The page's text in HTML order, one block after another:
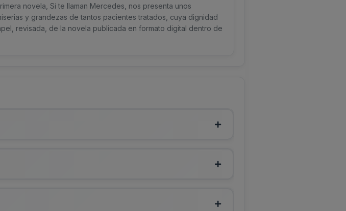
novela, Si te llaman Mercedes, nos presenta unos
y grandezas de tantos pacientes tratados, cuya dignidad
revisada, de la novela publicada en formato digital dentro de